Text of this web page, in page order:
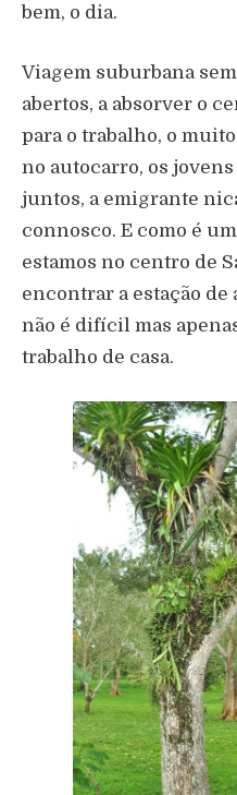
bem, o dia.
Viagem suburbana
abertos, a absorver o
para o trabalho, o
no autocarro, os
juntos, a emigrante
connosco. E como é
estamos no centro de
encontrar a estação de
não é difícil mas
trabalho de casa.